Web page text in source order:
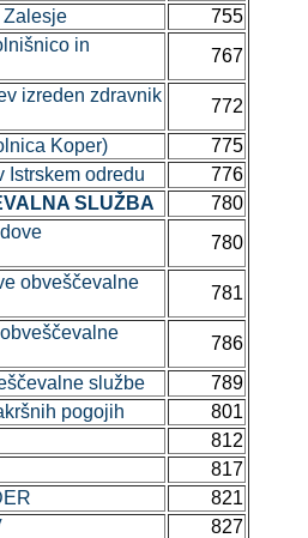
755
in
767
izreden zdravnik
772
Koper)
775
odredu
776
SLUŽBA
780
780
obveščevalne
781
786
službe
789
pogojih
801
812
817
821
827